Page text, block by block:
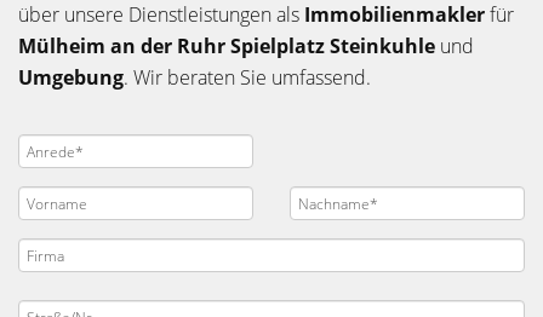
über unsere Dienstleistungen als Immobilienmaklerfür
Mülheim an der RuhrSpielplatz Steinkuhle und
Umgebung. Wir beraten Sie umfassend.